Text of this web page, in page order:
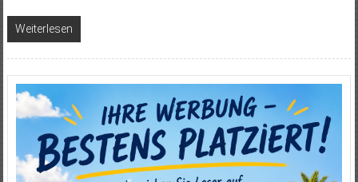
Weiterlesen